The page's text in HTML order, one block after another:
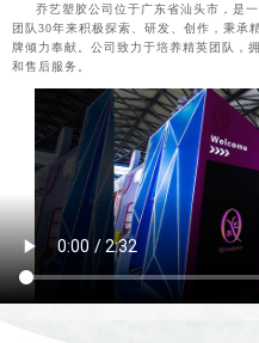
乔艺塑胶公司位于广东省汕头市，是
团队30年来积极探索、研发、创作，秉承
牌倾力奉献。公司致力于培养精英团队，
和售后服务。